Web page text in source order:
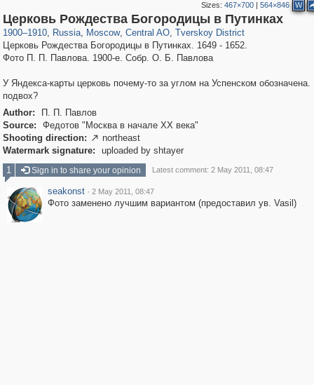
Sizes: 467×700| 564×846 W
Церковь Рождества Богородицы в Путинках
1900–1910, Russia
1,407,253 29,248
, Moscow
319,878 8,286
, Central AO
160,021 5,916
, Tverskoy District
53,055 2,283
Церковь Рождества Богородицы в Путинках. 1649 - 1652.
Фото П. П. Павлова. 1900-е. Собр. О. Б. Павлова
У Яндекса-карты церковь почему-то за углом на Успенском
подвох?
Author:
П. П. Павлов
Source:
Федотов "Москва в начале XX века"
Shooting direction:  northeast
Watermark signature:
uploaded by shtayer
1
Sign in to share your opinion Latest comment: 2 May 2011, 08:47
seakonst · 2 May 2011, 08:47
Фото заменено лучшим вариантом (предоставил ув. Vasil)